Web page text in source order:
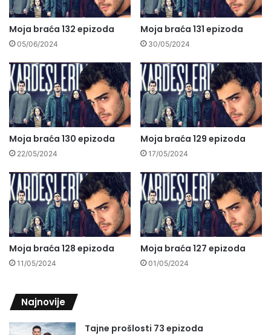
Moja braća 132 epizoda
05/06/2024
Moja braća 131 epizoda
30/05/2024
Moja braća 130 epizoda
22/05/2024
Moja braća 129 epizoda
17/05/2024
Moja braća 128 epizoda
11/05/2024
Moja braća 127 epizoda
01/05/2024
Najnovije
Tajne prošlosti 73 epizoda